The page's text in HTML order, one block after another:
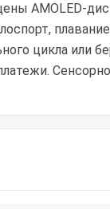
AMOLED-
цикла или